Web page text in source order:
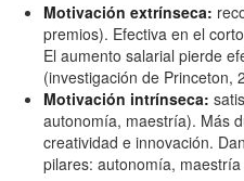
Motivación extrínseca:
premios). Efectiva en el
El aumento salarial pierde
(investigación de Princeton,
Motivación intrínseca:
autonomía, maestría). Más
creatividad e innovación.
pilares: autonomía,